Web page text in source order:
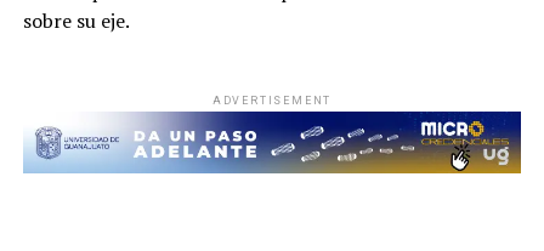
sobre su eje.
ADVERTISEMENT